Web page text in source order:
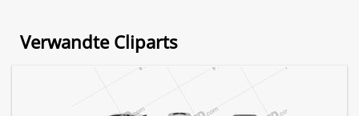
Verwandte Cliparts